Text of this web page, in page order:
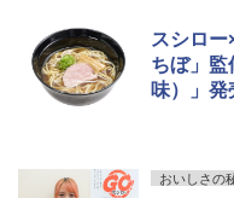
￥
￥
シ
￥
スシロ
ちぼ」監
味）」発
おいしさの